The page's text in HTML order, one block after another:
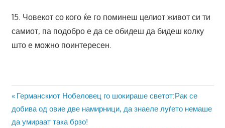
15. Човекот со кого ќе го поминеш целиот живот си ти
самиот, па подобро е да се обидеш да бидеш колку
што е можно поинтересен.
Навигација
на
Previous
Post:
Германскиот Нобеловец го шокираше светот:Рак се
добива од овие две намирници, да знаеле луѓето немаше
да умираат така брзо!